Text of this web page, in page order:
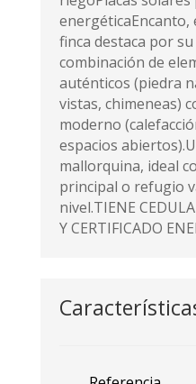
energéticaEncanto,
finca destaca por
combinación de
auténticos (piedra
vistas, chimeneas)
moderno
espacios
mallorquina, ideal
principal o refugio
nivel.TIENE
Y CERTIFICADO